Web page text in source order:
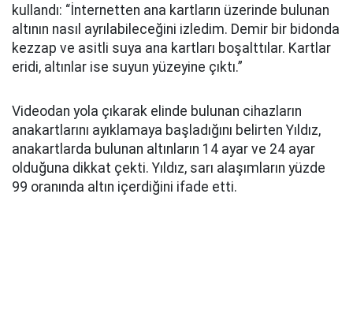
kullandı: “İnternetten ana kartların üzerinde bulunan
altının nasıl ayrılabileceğini izledim. Demir bir bidonda
kezzap ve asitli suya ana kartları boşalttılar. Kartlar
eridi, altınlar ise suyun yüzeyine çıktı.”
Videodan yola çıkarak elinde bulunan cihazların
anakartlarını ayıklamaya başladığını belirten Yıldız,
anakartlarda bulunan altınların 14 ayar ve 24 ayar
olduğuna dikkat çekti. Yıldız, sarı alaşımların yüzde
99 oranında altın içerdiğini ifade etti.